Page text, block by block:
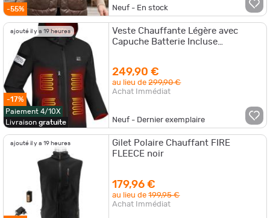
-55% Neuf - En stock
ajouté il y a 19 heures
-17%
Paiement 4/10X
Livraison gratuite
Veste Chauffante Légère avec
Capuche Batterie Incluse
249,90 €
au lieu de299,90 €
Achat Immédiat
Neuf - Dernier exemplaire
ajouté il y a 19 heures
Gilet Polaire Chauffant FIRE
FLEECE noir
179,96 €
au lieu de199,95 €
Achat Immédiat